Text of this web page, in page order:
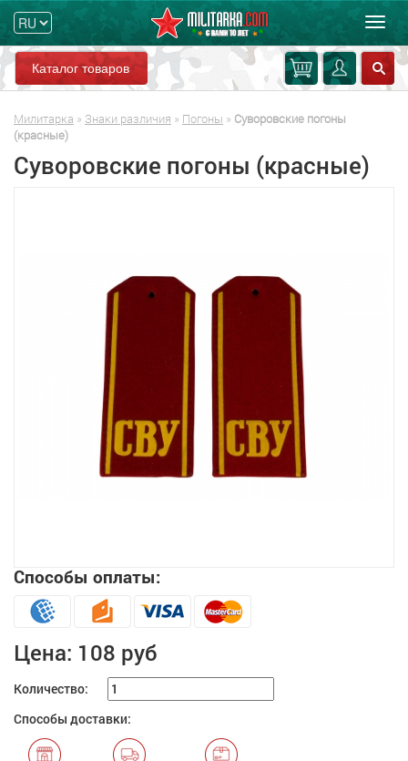
Каталог товаров
Милитарка » Знаки различия » Погоны » Суворовские погоны
(красные)
Суворовские погоны (красные)
Способы оплаты:
Цена: 108 руб
Количество:
Способы доставки: